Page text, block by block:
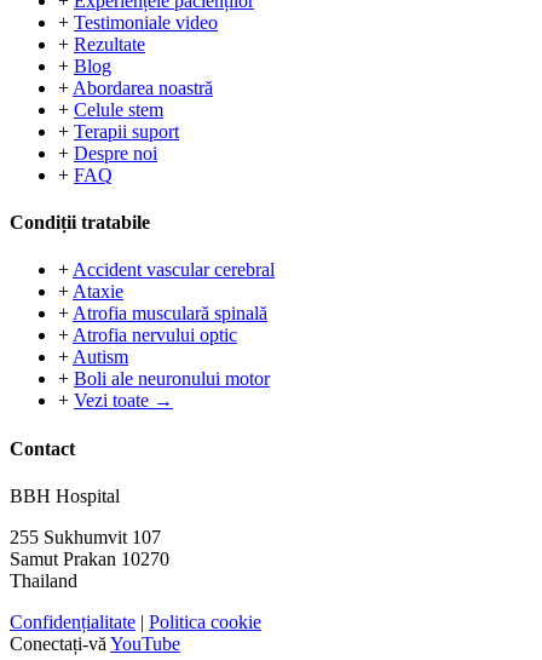
+ Testimoniale video
+ Rezultate
+ Blog
+ Abordarea noastră
+ Celule stem
+ Terapii suport
+ Despre noi
+ FAQ
Condiții tratabile
+ Accident vascular cerebral
+ Ataxie
+ Atrofia musculară spinală
+ Atrofia nervului optic
+ Autism
+ Boli ale neuronului motor
+ Vezi toate →
Contact
BBH Hospital
255 Sukhumvit 107
Samut Prakan 10270
Thailand
Confidențialitate | Politica cookie
Conectați-vă YouTube